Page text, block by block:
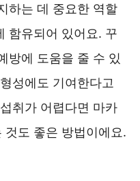
하는 데 중요한 역할
함유되어 있어요. 꾸
방에 도움을 줄 수 있
성에도 기여한다고
취가 어렵다면 마카
것도 좋은 방법이에요.